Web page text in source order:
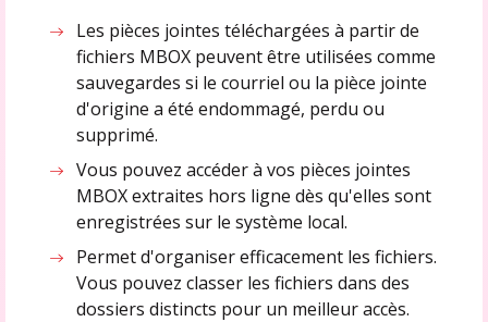
Les pièces jointes téléchargées à partir de
fichiers MBOX peuvent être utilisées comme
sauvegardes si le courriel ou la pièce jointe
d'origine a été endommagé, perdu ou
supprimé.
Vous pouvez accéder à vos pièces jointes
MBOX extraites hors ligne dès qu'elles sont
enregistrées sur le système local.
Permet d'organiser efficacement les fichiers.
Vous pouvez classer les fichiers dans des
dossiers distincts pour un meilleur accès.